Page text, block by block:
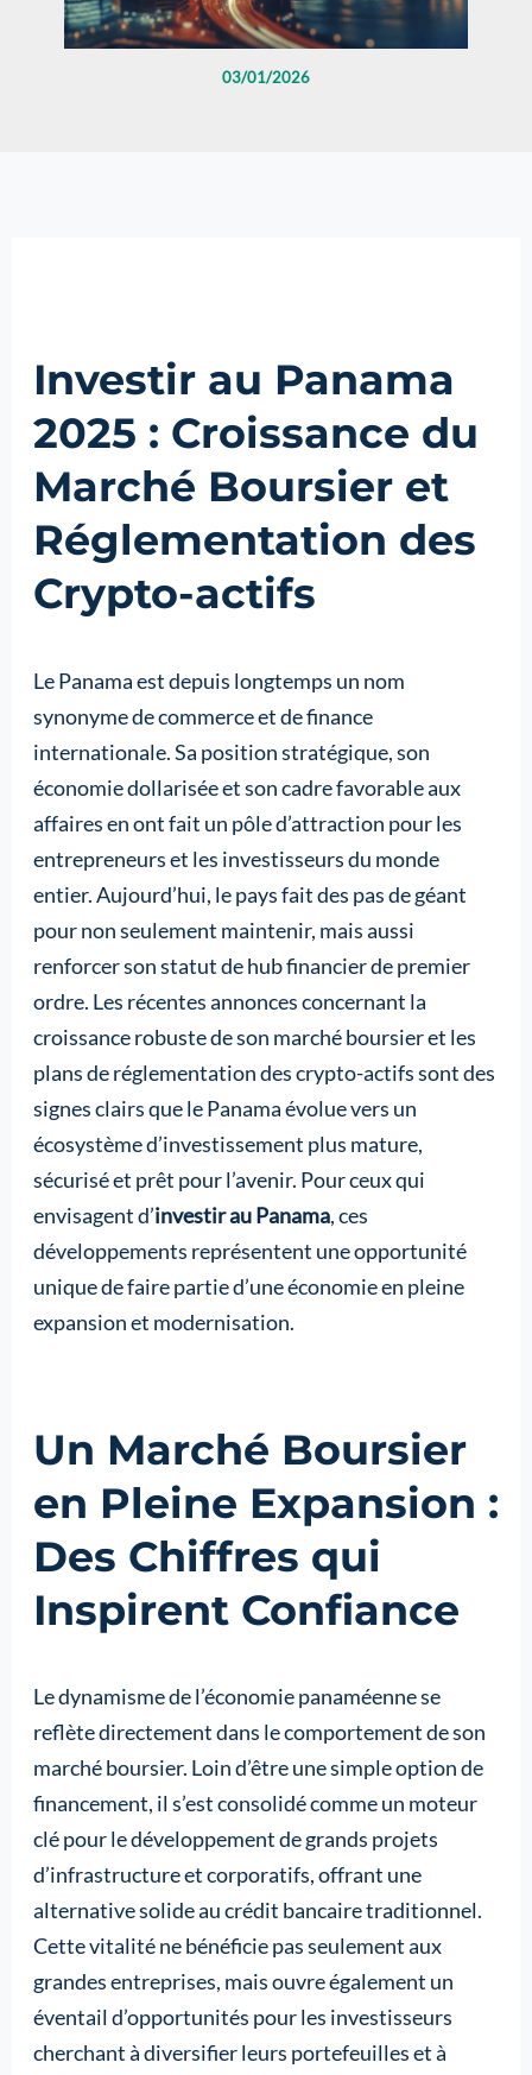
03/01/2026
Investir au Panama
2025 : Croissance du
Marché Boursier et
Réglementation des
Crypto-actifs
Le Panama est depuis longtemps un nom
synonyme de commerce et de finance
internationale. Sa position stratégique, son
économie dollarisée et son cadre favorable aux
affaires en ont fait un pôle d’attraction pour les
entrepreneurs et les investisseurs du monde
entier. Aujourd’hui, le pays fait des pas de géant
pour non seulement maintenir, mais aussi
renforcer son statut de hub financier de premier
ordre. Les récentes annonces concernant la
croissance robuste de son marché boursier et les
plans de réglementation des crypto-actifs sont des
signes clairs que le Panama évolue vers un
écosystème d’investissement plus mature,
sécurisé et prêt pour l’avenir. Pour ceux qui
envisagent d’investir au Panama, ces
développements représentent une opportunité
unique de faire partie d’une économie en pleine
expansion et modernisation.
Un Marché Boursier
en Pleine Expansion :
Des Chiffres qui
Inspirent Confiance
Le dynamisme de l’économie panaméenne se
reflète directement dans le comportement de son
marché boursier. Loin d’être une simple option de
financement, il s’est consolidé comme un moteur
clé pour le développement de grands projets
d’infrastructure et corporatifs, offrant une
alternative solide au crédit bancaire traditionnel.
Cette vitalité ne bénéficie pas seulement aux
grandes entreprises, mais ouvre également un
éventail d’opportunités pour les investisseurs
cherchant à diversifier leurs portefeuilles et à